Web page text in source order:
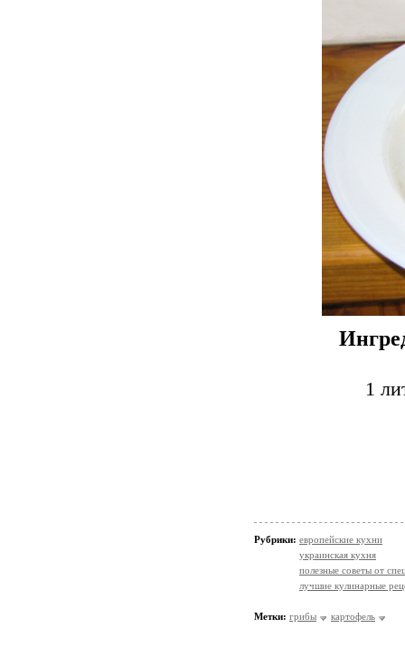
1
Рубрики: европейские кухни
украинская кухня
полезные советы от
лучшие кулинарные
Метки: грибы картофель